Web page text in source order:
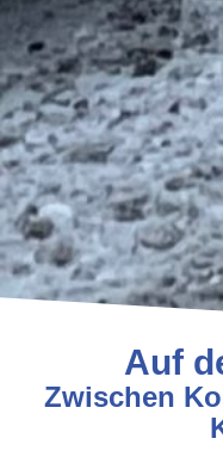
Auf
Zwischen